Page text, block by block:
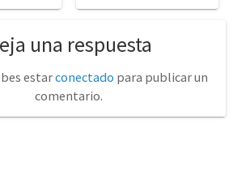
una respuesta
estarconectado para publicar un
comentario.